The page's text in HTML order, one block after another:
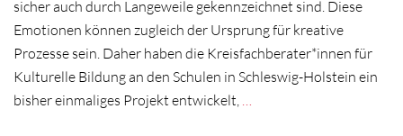
sicher auch durch Langeweile gekennzeichnet sind. Diese
Emotionen können zugleich der Ursprung für kreative
Prozesse sein. Daher haben die Kreisfachberater*innen für
Kulturelle Bildung an den Schulen in Schleswig-Holstein ein
bisher einmaliges Projekt entwickelt,